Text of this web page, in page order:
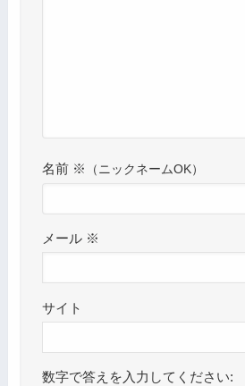
名前 ※
メール ※
サイト
数字で答えを入力してください: